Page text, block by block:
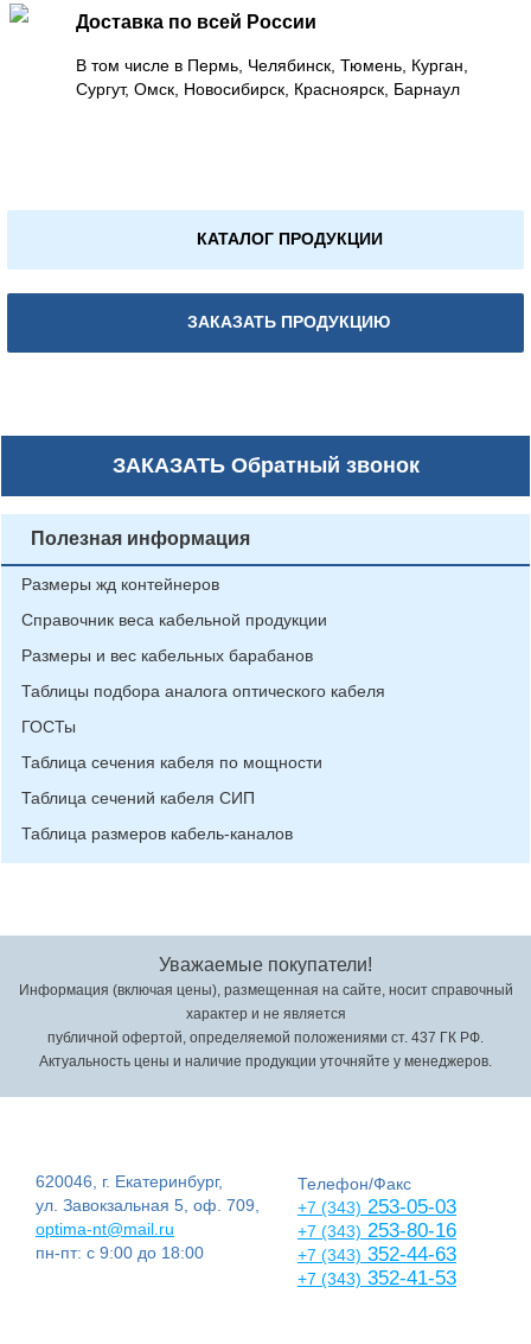
Доставка по всей России
В том числе в Пермь, Челябинск, Тюмень, Курган,
Сургут, Омск, Новосибирск, Красноярск, Барнаул
КАТАЛОГ ПРОДУКЦИИ
ЗАКАЗАТЬ ПРОДУКЦИЮ
ЗАКАЗАТЬОбратный звонок
Полезная информация
Размеры жд контейнеров
Справочник веса кабельной продукции
Размеры и вес кабельных барабанов
Таблицы подбора аналога оптического кабеля
ГОСТы
Таблица сечения кабеля по мощности
Таблица сечений кабеля СИП
Таблица размеров кабель-каналов
Уважаемые покупатели!
Информация (включая цены), размещенная на сайте, носит справочный
характер и не является
публичной офертой, определяемой положениями ст. 437 ГК РФ.
Актуальность цены и наличие продукции уточняйте у менеджеров.
620046, г. Екатеринбург,
ул. Завокзальная 5, оф. 709,
optima-nt@mail.ru
пн-пт: с 9:00 до 18:00
Телефон/Факс
+7 (343) 253-05-03
+7 (343) 253-80-16
+7 (343) 352-44-63
+7 (343) 352-41-53